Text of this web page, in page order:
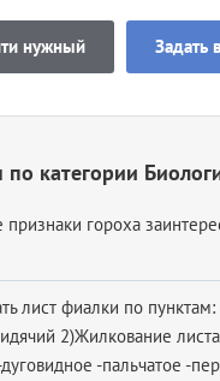
нужный Задать
категории
признаки гороха
лист фиалки по пунктам:
2)Жилкование листа
-пальчатое -